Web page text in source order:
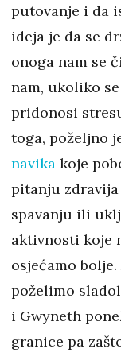
putovanje i da
ideja je da se
onoga nam se
nam, ukoliko
pridonosi
toga, poželjno
navika koje
pitanju
spavanju ili
aktivnosti koje
osjećamo
poželimo
i Gwyneth
granice pa